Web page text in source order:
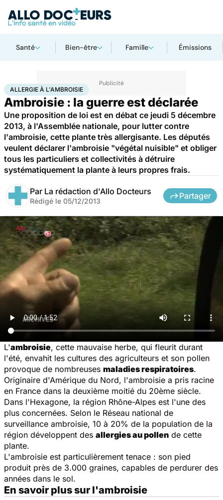
Santé Bien-être Famille Émissions
AccueilSanté Allergie à l'ambroisie
ALLERGIE À L'AMBROISIE
Ambroisie : la guerre est déclarée
Une proposition de loi est en débat ce jeudi 5 décembre
2013, à l'Assemblée nationale, pour lutter contre
l'ambroisie, cette plante très allergisante. Les députés
veulent déclarer l'ambroisie "végétal nuisible" et obliger
tous les particuliers et collectivités à détruire
systématiquement la plante à leurs propres frais.
Par La rédaction d'Allo Docteurs
Rédigé le 05/12/2013
Partager
L'ambroisie, cette mauvaise herbe, qui fleurit durant
l'été, envahit les cultures des agriculteurs et son pollen
provoque de nombreuses maladies respiratoires.
Originaire d'Amérique du Nord, l'ambroisie a pris racine
en France dans la deuxième moitié du 20ème siècle.
Dans l'Hexagone, la région Rhône-Alpes est l'une des
plus concernées. Selon le Réseau national de
surveillance ambroisie, 10 à 20% de la population de la
région développent des allergies au pollen de cette
plante.
L'ambroisie est particulièrement tenace : son pied
produit près de 3.000 graines, capables de perdurer des
années dans le sol.
En savoir plus sur l'ambroisie